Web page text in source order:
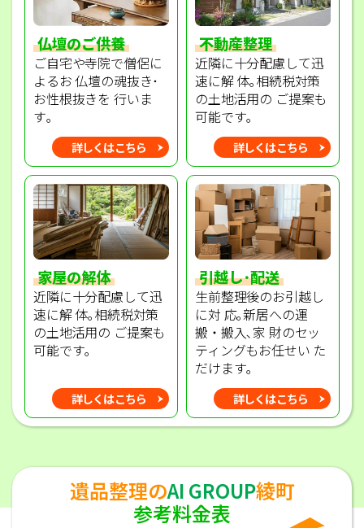
仏壇のご供養
ご自宅や寺院で僧侶に
よるお 仏壇の魂抜き･
お性根抜きを 行いま
す｡
詳しくはこちら
不動産整理
近隣に十分配慮して迅
速に解 体｡相続税対策
の土地活用の ご提案も
可能です｡
詳しくはこちら
家屋の解体
近隣に十分配慮して迅
速に解 体｡相続税対策
の土地活用の ご提案も
可能です｡
詳しくはこちら
引越し･配送
生前整理後のお引越し
に対 応｡新居への運
搬・搬入､家 財のセッ
ティングもお任せい た
だけます｡
詳しくはこちら
遺品整理のAI GROUP綾町
参考料金表